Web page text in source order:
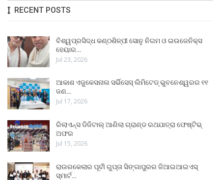
RECENT POSTS
ବିଶ୍ୱପ୍ରସିଦ୍ଧ କଣ୍ଠଶିଳ୍ପୀ ସୋନୁ ନିଗମ ଓ ଇଉଜେନିକ୍ସ
ହେୟାର…
Jul 23, 2026
ଆକାଶ ଏଜୁକେସନାଲ ସର୍ଭିସେସ୍ ଲିମିଟେଡ୍ ଭୁବନେଶ୍ୱରର ୧୧
ଜଣ…
Jul 17, 2026
ରିଲାଏନ୍ସ ଡିଜିଟାଲ୍ ଆଣିଲା ଗ୍ରାଣ୍ଡ ରଥଯାତ୍ରା ଫେଷ୍ଟିଭ୍
ଅଫର
Jul 15, 2026
ରାଉରକେଲାର ପୂର୍ବୀ ଗୁପ୍ତା ସିଙ୍ଗାପୁରର ଜିଆଇଆଇଏସ୍
ସ୍ମାର୍ଟ…